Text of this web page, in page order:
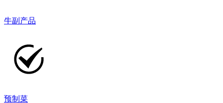
牛副产品
预制菜